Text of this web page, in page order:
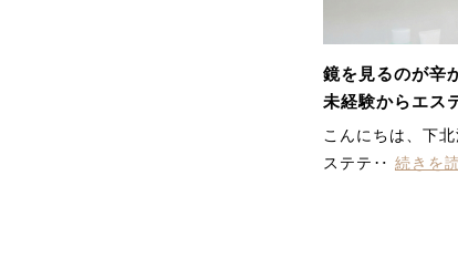
鏡を見るのが辛
未経験からエス
って手に入れた
仕事』
こんにちは、下
ステテ‥ 続きを